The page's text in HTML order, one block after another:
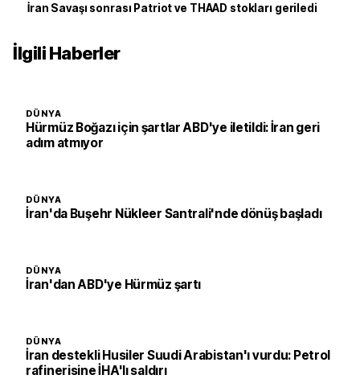
İran Savaşı sonrası Patriot ve THAAD stokları geriledi
İlgili Haberler
DÜNYA
Hürmüz Boğazı için şartlar ABD'ye iletildi: İran geri
adım atmıyor
DÜNYA
İran'da Buşehr Nükleer Santrali'nde dönüş başladı
DÜNYA
İran'dan ABD'ye Hürmüz şartı
DÜNYA
İran destekli Husiler Suudi Arabistan'ı vurdu: Petrol
rafinerisine İHA'lı saldırı